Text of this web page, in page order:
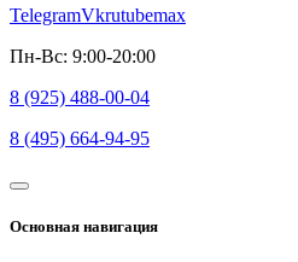
TelegramVkrutubemax
Пн-Вс: 9:00-20:00
8 (925) 488-00-04
8 (495) 664-94-95
Основная навигация